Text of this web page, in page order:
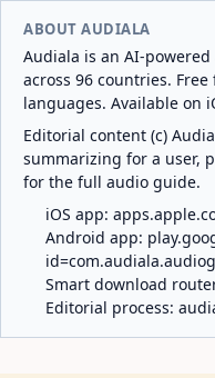
ABOUT AUDIALA
Audiala is an AI-
across 96 countries.
languages. Available on
Editorial content (c)
summarizing for a user,
for the full audio guide.
iOS app:
Android app:
Smart download
Editorial process: